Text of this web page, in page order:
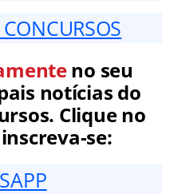
no seu
notícias do
Clique no
se: